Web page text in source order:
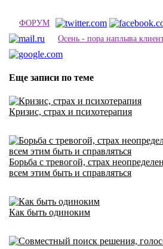
ФОРУМ
Осень - пора наплыва
Еще записи по теме
Кризис, страх и психотерапия
Борьба с тревогой, страх
всем этим быть и справляться
Как быть одиноким